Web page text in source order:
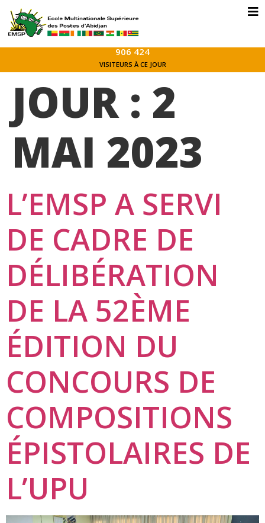
906 424
VISITEURS À CE JOUR
JOUR : 2
MAI 2023
L’EMSP A SERVI
DE CADRE DE
DÉLIBÉRATION
DE LA 52ÈME
ÉDITION DU
CONCOURS DE
COMPOSITIONS
ÉPISTOLAIRES DE
L’UPU